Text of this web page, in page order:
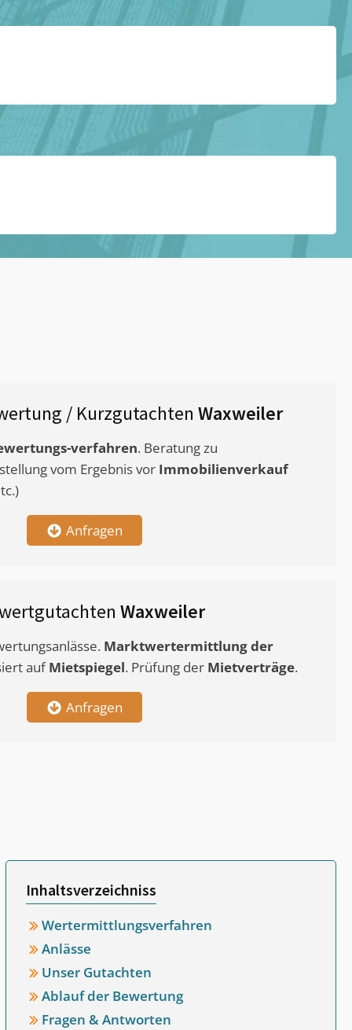
/ Kurzgutachten Waxweiler
verfahren. Beratung zu
vom Ergebnis vor Immobilienverkauf
Anfragen
Waxweiler
Marktwertermittlungder
aufMietspiegel. Prüfung der Mietverträge.
Anfragen
Inhaltsverzeichniss
Wertermittlungsverfahren
Anlässe
Unser Gutachten
Ablauf der Bewertung
Fragen & Antworten